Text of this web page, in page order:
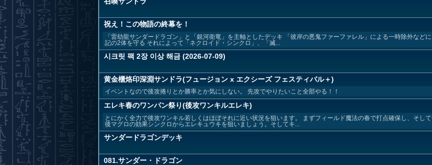
祝え！この物語の終幕を！
「雷劫龍サンダードラゴン」と「銀河衛竜」を主軸としたデッキ 「彼岸の悪鬼ファーファレル」による一時除外など
記の2体を守る それによって「ネクロイド・シンクロ」、「滅...
시크릿 팩 2장 이상 해금 (2026-07-09)
黄金櫃烙印深淵サンドラ(フュージョン x エクシーズ フェスティバル＋)
イベントなので後攻捲りとか勝率とか気にしない。 先攻でやりたいこと全部やる！！
エレキ春のワンパン祭り(後攻ワンキルエレキ)
とにかく全力で後攻ワンキル若しくはほぼそれに近い状況を狙います。 まずフィールド魔法の春で打点確保し、そし
後マグロの効果シンクロからエレキュウキを狙いましょう。そしてキ...
サンダードラゴンデッキ
081.サンダー・ドラゴン